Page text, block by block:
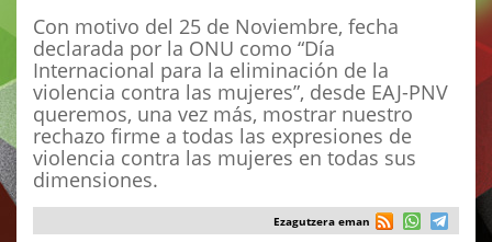
Con motivo del 25 de Noviembre, fecha
declarada por la ONU como “Día
Internacional para la eliminación de la
violencia contra las mujeres”, desde EAJ-PNV
queremos, una vez más, mostrar nuestro
rechazo firme a todas las expresiones de
violencia contra las mujeres en todas sus
dimensiones.
Ezagutzera eman